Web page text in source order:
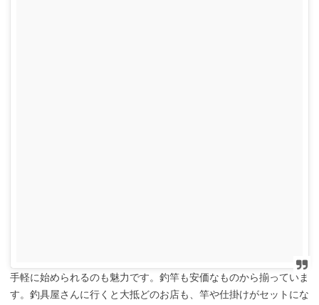
手軽に始められるのも魅力です。釣竿も安価なものから揃っていま
す。釣具屋さんに行くと大抵どのお店も、竿や仕掛けがセットにな